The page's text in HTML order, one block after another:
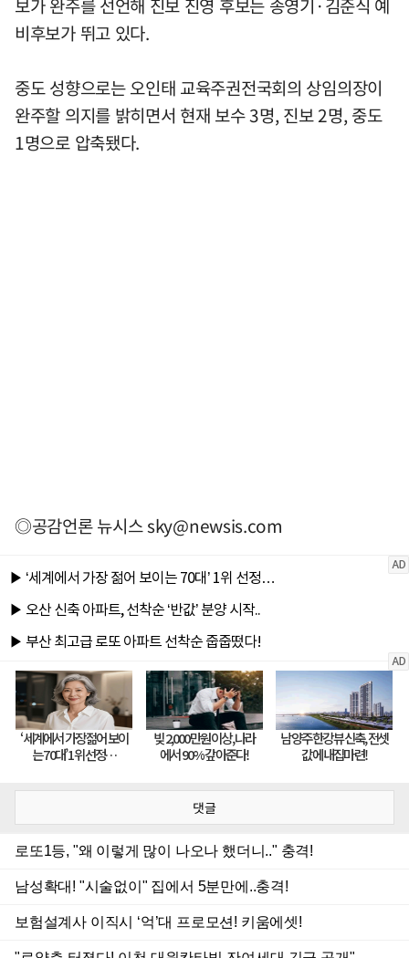
보가 완주를 선언해 진보 진영 후보는 송영기·김준식 예
비후보가 뛰고 있다.
중도 성향으로는 오인태 교육주권전국회의 상임의장이
완주할 의지를 밝히면서 현재 보수 3명, 진보 2명, 중도
1명으로 압축됐다.
◎공감언론 뉴시스sky@newsis.com
댓글